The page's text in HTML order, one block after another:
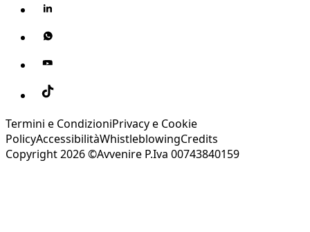
Termini e CondizioniPrivacy e Cookie
PolicyAccessibilitàWhistleblowingCredits
Copyright 2026 ©Avvenire P.Iva 00743840159